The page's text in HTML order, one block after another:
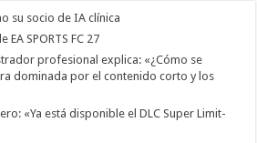
su socio de IA clínica
SPORTS FC 27
profesional explica: «¿Cómo se
dominada por el contenido corto y los
«Ya está disponible el DLC Super Limit-